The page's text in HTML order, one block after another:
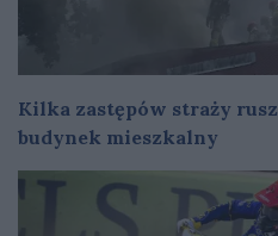
Kilka zastępów straży
budynek mieszkalny